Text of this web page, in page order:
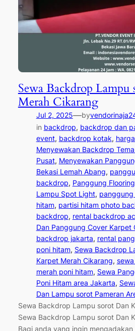
Sewa Backdrop
Merah Cikarang
Jul 2, 2025—by
in backdrop, backdrop dan
event, backdrop kotak,
Menyewakan Backdrop
Pusat, Menyewakan
Bekasi Lemah Abang,
backdrop, Panggung
Lampu Spot Light,
hitam, partisi hitam photo
backdrop, rental backdrop
Dan Panggung Cover Karpet
backdrop jakarta, rental
poni hitam, Sewa Backdrop
Karpet Merah Cikarang,
merah poni hitam, Sewa
Poni Hitam area Jakarta,
Dan Lampu sorot Pameran
Sewa Backdrop Lampu sorot Dan
Sewa Backdrop Lampu sorot Dan
Bagi anda yang ingin